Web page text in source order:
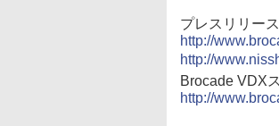
プレスリリース
http://
http://
Brocade VDX
http://